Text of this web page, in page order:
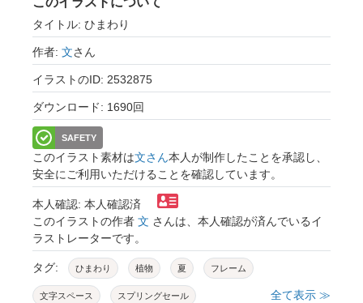
タイトル: ひまわり
作者: 文さん
イラストのID: 2532875
ダウンロード: 1690回
SAFETY
このイラスト素材は文さん本人が制作したことを承認し、
安全にご利用いただけることを確認しています。
本人確認: 本人確認済
このイラストの作者 文 さんは、本人確認が済んでいるイ
ラストレーターです。
タグ: ひまわり 植物 夏 フレーム
文字スペース スプリングセール 全て表示 ≫